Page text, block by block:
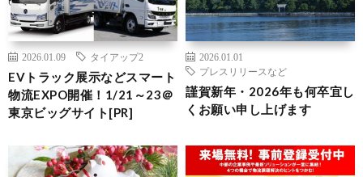
2026.01.09 タイアップ2
EVトラック展示などスマート
物流EXPO開催！1/21～23＠
東京ビッグサイト[PR]
2026.01.01
プレスリリースなど
謹賀新年・2026年も何卒宜し
くお願い申し上げます